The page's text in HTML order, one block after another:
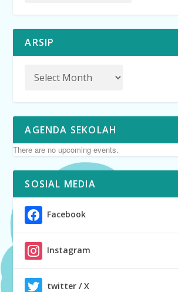
ARSIP
AGENDA SEKOLAH
There are no upcoming events.
SOSIAL MEDIA
Facebook
Instagram
twitter / X